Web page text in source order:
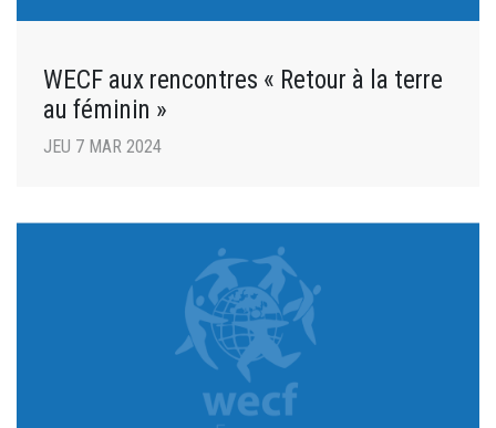
WECF aux rencontres « Retour à la terre
au féminin »
JEU 7 MAR 2024